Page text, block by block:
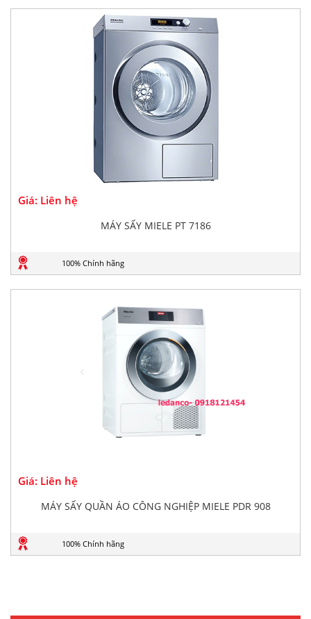
Giá: Liên hệ
MÁY SẤY MIELE PT 7186
100% Chính hãng
Giá: Liên hệ
MÁY SẤY QUẦN ÁO CÔNG NGHIỆP MIELE PDR 908
100% Chính hãng